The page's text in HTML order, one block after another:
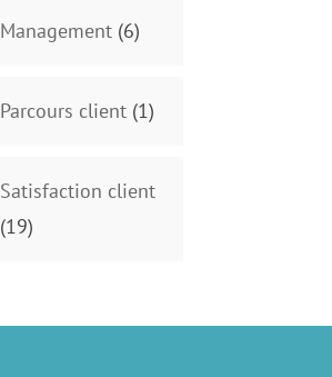
Management (6)
Parcours client (1)
Satisfaction client
(19)